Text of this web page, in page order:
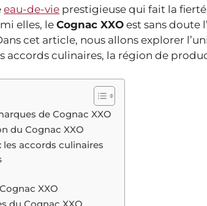
eau-de-vie prestigieuse qui fait la
elles, le Cognac XXO est sans doute
cet article, nous allons explorer
accords culinaires, la région de
de Cognac XXO
du Cognac XXO
les accords culinaires
XXO